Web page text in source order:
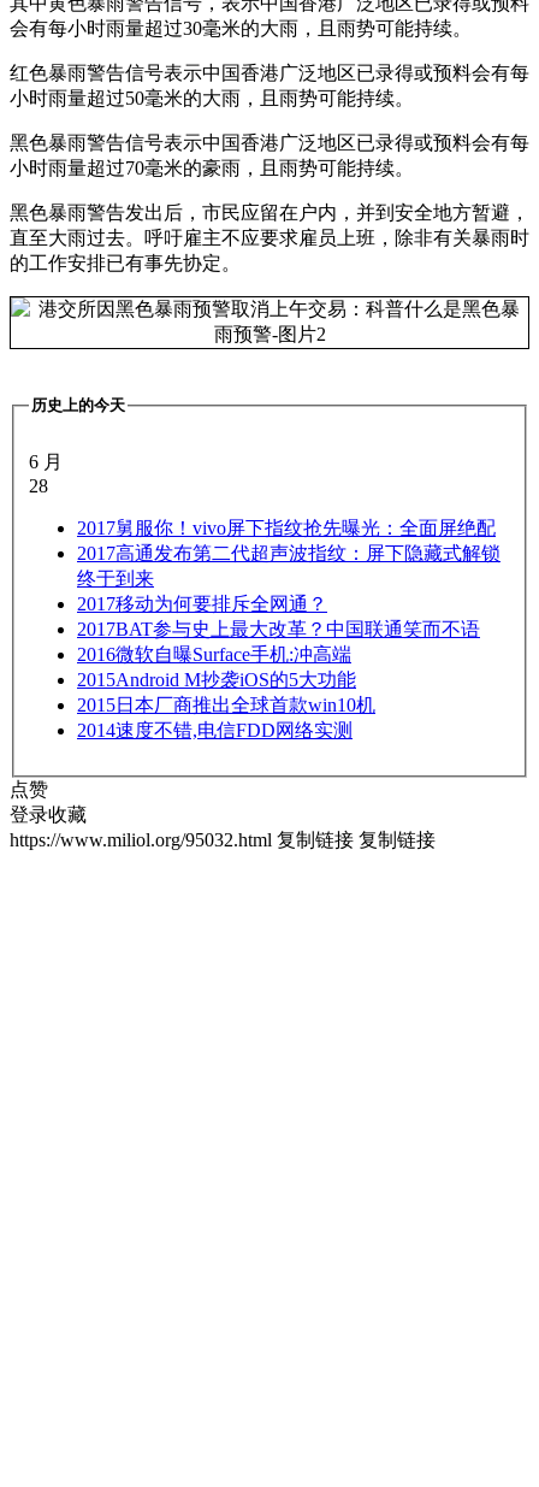
会有每小时雨量超过30毫米的大雨，且雨势可能持续。
红色暴雨警告信号表示中国香港广泛地区已录得或预料会有每
小时雨量超过50毫米的大雨，且雨势可能持续。
黑色暴雨警告信号表示中国香港广泛地区已录得或预料会有每
小时雨量超过70毫米的豪雨，且雨势可能持续。
黑色暴雨警告发出后，市民应留在户内，并到安全地方暂避，
直至大雨过去。呼吁雇主不应要求雇员上班，除非有关暴雨时
的工作安排已有事先协定。
历史上的今天
6 月
28
2017舅服你！vivo屏下指纹抢先曝光：全面屏绝配
2017高通发布第二代超声波指纹：屏下隐藏式解锁
终于到来
2017移动为何要排斥全网通？
2017BAT参与史上最大改革？中国联通笑而不语
2016微软自曝Surface手机:冲高端
2015Android M抄袭iOS的5大功能
2015日本厂商推出全球首款win10机
2014速度不错,电信FDD网络实测
点赞
登录收藏
https://www.miliol.org/95032.html 复制链接 复制链接